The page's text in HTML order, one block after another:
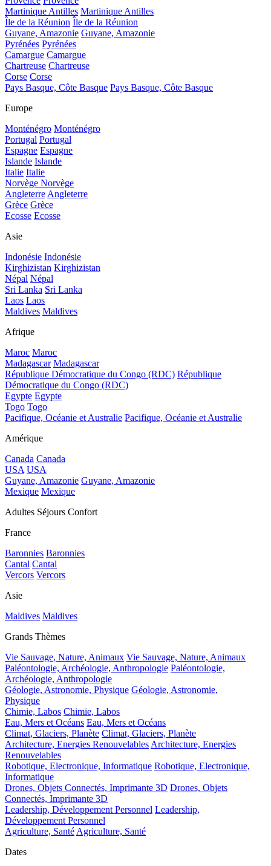
Martinique Antilles Martinique Antilles
Île de la Réunion Île de la Réunion
Guyane, Amazonie Guyane, Amazonie
Pyrénées Pyrénées
Camargue Camargue
Chartreuse Chartreuse
Corse Corse
Pays Basque, Côte Basque Pays Basque, Côte Basque
Europe
Monténégro Monténégro
Portugal Portugal
Espagne Espagne
Islande Islande
Italie Italie
Norvège Norvège
Angleterre Angleterre
Grèce Grèce
Ecosse Ecosse
Asie
Indonésie Indonésie
Kirghizistan Kirghizistan
Népal Népal
Sri Lanka Sri Lanka
Laos Laos
Maldives Maldives
Afrique
Maroc Maroc
Madagascar Madagascar
République Démocratique du Congo (RDC) République
Démocratique du Congo (RDC)
Egypte Egypte
Togo Togo
Pacifique, Océanie et Australie Pacifique, Océanie et Australie
Amérique
Canada Canada
USA USA
Guyane, Amazonie Guyane, Amazonie
Mexique Mexique
Adultes Séjours Confort
France
Baronnies Baronnies
Cantal Cantal
Vercors Vercors
Asie
Maldives Maldives
Grands Thèmes
Vie Sauvage, Nature, Animaux Vie Sauvage, Nature, Animaux
Paléontologie, Archéologie, Anthropologie Paléontologie,
Archéologie, Anthropologie
Géologie, Astronomie, Physique Géologie, Astronomie,
Physique
Chimie, Labos Chimie, Labos
Eau, Mers et Océans Eau, Mers et Océans
Climat, Glaciers, Planète Climat, Glaciers, Planète
Architecture, Energies Renouvelables Architecture, Energies
Renouvelables
Robotique, Electronique, Informatique Robotique, Electronique,
Informatique
Drones, Objets Connectés, Imprimante 3D Drones, Objets
Connectés, Imprimante 3D
Leadership, Développement Personnel Leadership,
Développement Personnel
Agriculture, Santé Agriculture, Santé
Dates